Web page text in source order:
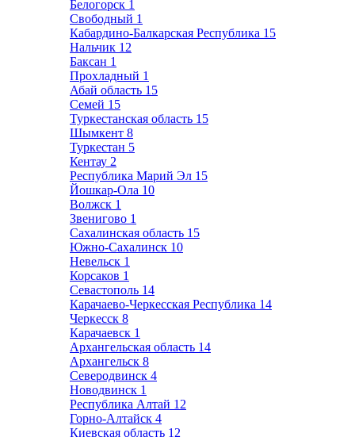
Белогорск 1
Свободный 1
Кабардино-Балкарская Республика 15
Нальчик 12
Баксан 1
Прохладный 1
Абай область 15
Семей 15
Туркестанская область 15
Шымкент 8
Туркестан 5
Кентау 2
Республика Марий Эл 15
Йошкар-Ола 10
Волжск 1
Звенигово 1
Сахалинская область 15
Южно-Сахалинск 10
Невельск 1
Корсаков 1
Севастополь 14
Карачаево-Черкесская Республика 14
Черкесск 8
Карачаевск 1
Архангельская область 14
Архангельск 8
Северодвинск 4
Новодвинск 1
Республика Алтай 12
Горно-Алтайск 4
Киевская область 12